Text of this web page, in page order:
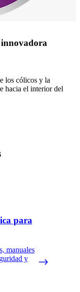
innovadora
los cólicos y la
hacia el interior del
para
manuales
y